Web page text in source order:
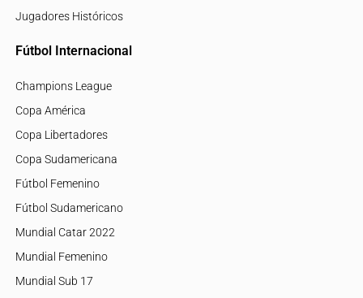
Jugadores Históricos
Fútbol Internacional
Champions League
Copa América
Copa Libertadores
Copa Sudamericana
Fútbol Femenino
Fútbol Sudamericano
Mundial Catar 2022
Mundial Femenino
Mundial Sub 17